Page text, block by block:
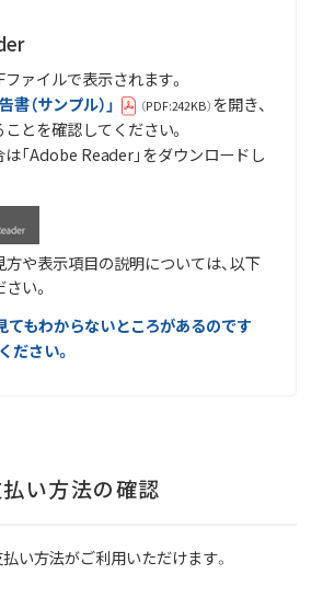
ァイルで表示されます。
（サンプル）」
（PDF:242KB） を開き、
とを確認してください。
「Adobe Reader」をダウンロードし
や表示項目の説明については、以下
い。
てもわからないところがあるのです
ださい。
い方法の確認
い方法がご利用いただけます。